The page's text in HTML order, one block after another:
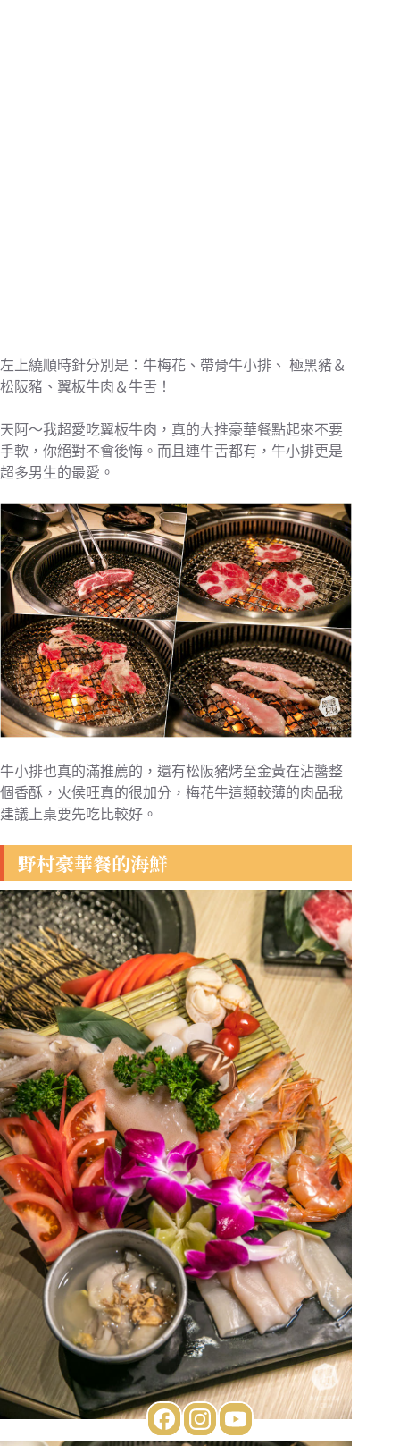
左上繞順時針分別是：牛梅花、帶骨牛小排、 極黑豬＆
松阪豬、翼板牛肉＆牛舌！
天阿～我超愛吃翼板牛肉，真的大推豪華餐點起來不要
手軟，你絕對不會後悔。而且連牛舌都有，牛小排更是
超多男生的最愛。
牛小排也真的滿推薦的，還有松阪豬烤至金黃在沾醬整
個香酥，火侯旺真的很加分，梅花牛這類較薄的肉品我
建議上桌要先吃比較好。
野村豪華餐的海鮮